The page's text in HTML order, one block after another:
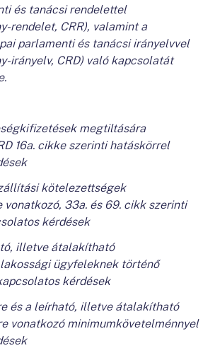
és tanácsi rendelettel
rendelet, CRR), valamint a
parlamenti és tanácsi irányelvvel
irányelv, CRD) való kapcsolatát
megtiltására
16a. cikke szerinti hatáskörrel
kötelezettségek
33a. és 69. cikk szerinti
kérdések
illetve átalakítható
ügyfeleknek történő
kérdések
és a leírható, illetve átalakítható
vonatkozó minimumkövetelménnyel